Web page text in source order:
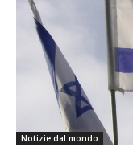
Notizie dal mondo